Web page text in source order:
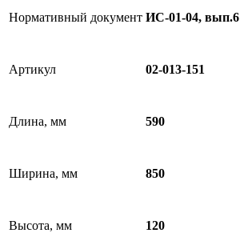
Нормативный документ ИС-01-04, вып.6
Артикул 02-013-151
Длина, мм 590
Ширина, мм 850
Высота, мм 120